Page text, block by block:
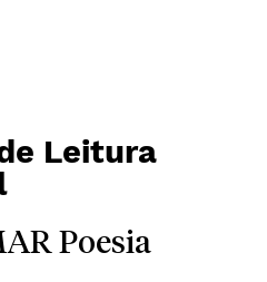
Leitura
Poesia